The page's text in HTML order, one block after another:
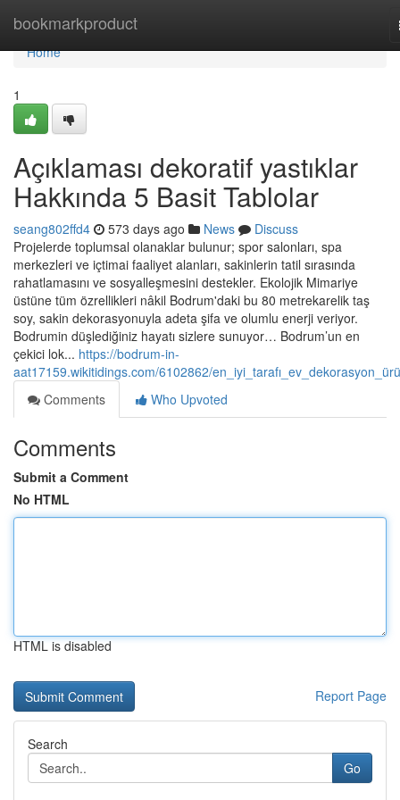
bookmarkproduct
Home
Home
1
Açıklaması dekoratif yastıklar
Hakkında 5 Basit Tablolar
seang802ffd4 573 days ago News
Discuss
Projelerde toplumsal olanaklar bulunur; spor salonları, spa
merkezleri ve içtimai faaliyet alanları, sakinlerin tatil sırasında
rahatlamasını ve sosyalleşmesini destekler. Ekolojik Mimariye
üstüne tüm özrellikleri nâkil Bodrum'daki bu 80 metrekarelik taş
soy, sakin dekorasyonuyla adeta şifa ve olumlu enerji veriyor.
Bodrumin düşlediğiniz hayatı sizlere sunuyor… Bodrum’un en
çekici lok... https://bodrum-in-
aat17159.wikitidings.com/6102862/
Comments
Who Upvoted
Comments
Submit a Comment
No HTML
HTML is disabled
Report Page
Search
Go